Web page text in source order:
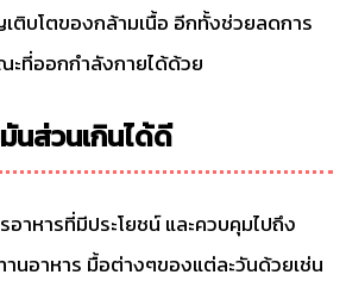
ติบโตของกล้ามเนื้อ อีกทั้งช่วยลดการ
ที่ออกกำลังกายได้ด้วย
นส่วนเกินได้ดี
อาหารที่มีประโยชน์ และควบคุมไปถึง
นอาหาร มื้อต่างๆของแต่ละวันด้วยเช่น